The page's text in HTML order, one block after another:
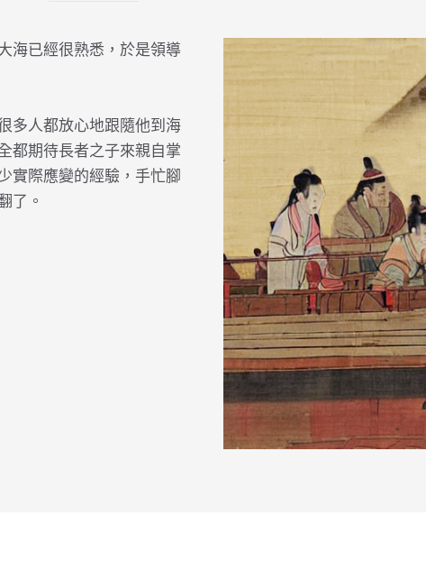
海已經很熟悉，於是領導
多人都放心地跟隨他到海
都期待長者之子來親自掌
實際應變的經驗，手忙腳
了。